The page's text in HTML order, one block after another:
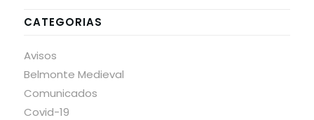
CATEGORIAS
Avisos
Belmonte Medieval
Comunicados
Covid-19